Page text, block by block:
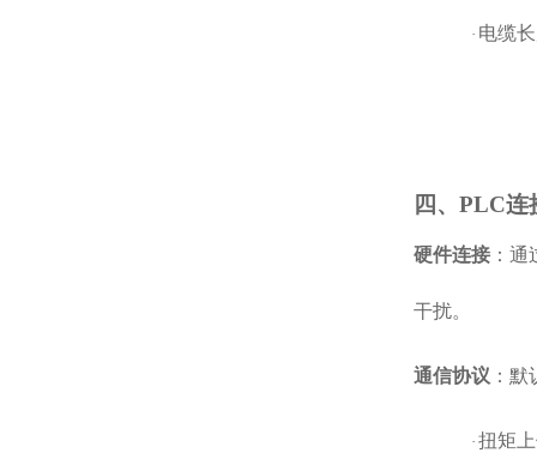
· 电缆
四、 PLC连
硬件连接：通
干扰。
通信协议 ：
· 扭矩